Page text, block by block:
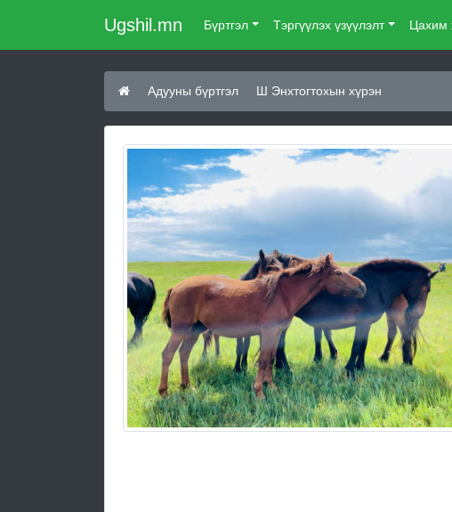
Ugshil.mn Бүртгэл Тэргүүлэх үзүүлэлт Цахим
Адууны бүртгэл Ш Энхтогтохын хүрэн